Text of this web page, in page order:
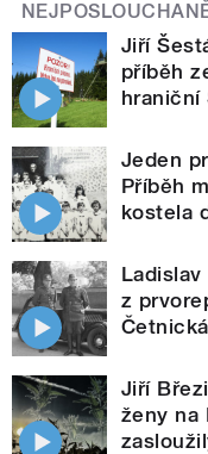
Jiří
příběh
hraniční
Jeden
Příběh
kostela
z
Jiří
ženy na